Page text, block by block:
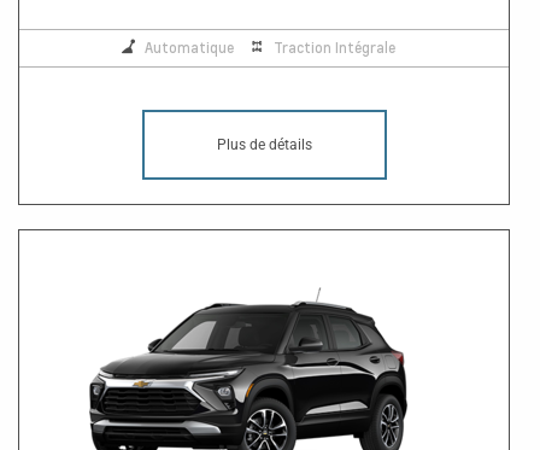
Automatique Traction Intégrale
Plus de détails